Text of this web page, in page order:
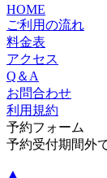
HOME
ご利用の流れ
料金表
アクセス
Q＆A
お問合わせ
利用規約
予約フォーム
予約受付期間外
▲